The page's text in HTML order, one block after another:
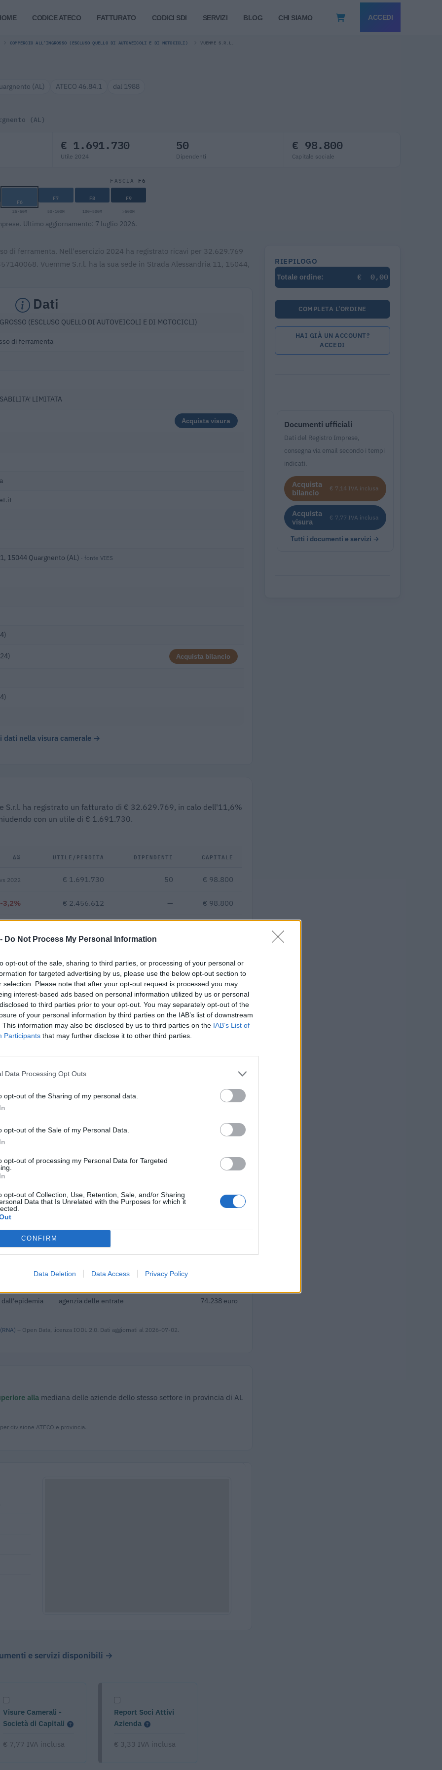
Do Not Process My Personal Information
opt-out of the sale, sharing to third parties, or processing of your personal or
for targeted advertising by us, please use the below opt-out section to
selection. Please note that after your opt-out request is processed you may
interest-based ads based on personal information utilized by us or personal
to third parties prior to your opt-out. You may separately opt-out of the
of your personal information by third parties on the IAB’s list of downstream
This information may also be disclosed by us to third parties on the IAB’s List of
Participants that may further disclose it to other third parties.
Data Processing Opt Outs
opt-out of the Sharing of my personal data.
opt-out of the Sale of my Personal Data.
opt-out of processing my Personal Data for Targeted
opt-out of Collection, Use, Retention, Sale, and/or Sharing
Data that Is Unrelated with the Purposes for which it
CONFIRM
Data Deletion Data Access Privacy Policy
CODICE ATECO FATTURATO CODICI SDI SERVIZI BLOG CHI SIAMO ACCEDI
COMMERCIO ALL'INGROSSO (ESCLUSO QUELLO DI AUTOVEICOLI E DI MOTOCICLI) VUEMME S.R.L.
(AL) ATECO 46.84.1 dal 1988
(AL)
€ 1.691.730
Utile 2024
50
Dipendenti
€ 98.800
Capitale sociale
FASCIA F6
F6 F7 F8 F9
25-50M 50-100M 100-500M >500M
Ultimo aggiornamento: 7 luglio 2026.
di ferramenta. Nell'esercizio 2024 ha registrato ricavi per 32.629.769
Vuemme S.r.l. ha la sua sede in Strada Alessandria 11, 15044,
Dati
(ESCLUSO QUELLO DI AUTOVEICOLI E DI MOTOCICLI)
di ferramenta
LIMITATA
Acquista visura
15044 Quargnento (AL) · fonte VIES
Acquista bilancio
dati nella visura camerale →
S.r.l. ha registrato un fatturato di € 32.629.769, in calo dell'11,6%
con un utile di € 1.691.730.
Δ% UTILE/PERDITA DIPENDENTI CAPITALE
vs 2022 € 1.691.730 50 € 98.800
-3,2% € 2.456.612 — € 98.800
€ 652.595
Fatturato per dipendente
pubblici per un totale di 115.465 euro (2023–2026).
ENTE CONCEDENTE
e
UNIONE REGIONALE DELLE CAMERE DI
10.350 euro
previdenziali
1 comma
previdenziali
1 comma
previdenziali
tempo
a
dall'epidemia
agenzia delle entrate 74.238 euro
– Open Data, licenza IODL 2.0. Dati aggiornati al 2026-07-02.
alla mediana delle aziende dello stesso settore in provincia di AL
divisione ATECO e provincia.
e servizi disponibili →
Visure Camerali -
Società di Capitali
€ 7,77 IVA inclusa
Report Soci Attivi
Azienda
€ 3,33 IVA inclusa
RIEPILOGO
Totale ordine:
€ 0,00
COMPLETA L'ORDINE
HAI GIÀ UN ACCOUNT?
ACCEDI
Documenti ufficiali
Dati del Registro Imprese,
consegna via email secondo i tempi
indicati.
Acquista
bilancio
€ 7,14 IVA inclusa
Acquista
visura
€ 7,77 IVA inclusa
Tutti i documenti e servizi →